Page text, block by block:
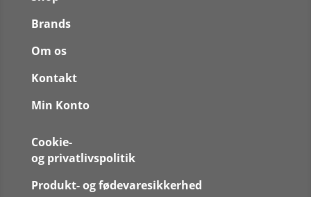
Brands
Om os
Kontakt
Min Konto
Cookie-
og privatlivspolitik
Produkt- og fødevaresikkerhed